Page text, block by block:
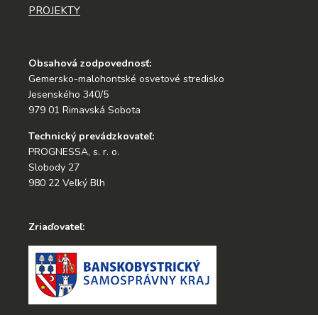
PROJEKTY
Obsahová zodpovednosť:
Gemersko-malohontské osvetové stredisko
Jesenského 340/5
979 01 Rimavská Sobota
Technický prevádzkovateľ:
PROGNESSA, s. r. o.
Slobody 27
980 22 Veľký Blh
Zriaďovateľ: